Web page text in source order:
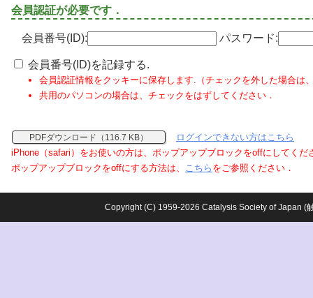
会員認証が必要です．
会員番号(ID): パスワード:
会員番号(ID)を記録する.
会員認証情報をクッキーに保存します.（チェックを外した場合は
共用のパソコンの場合は、チェックをはずしてください．
PDFダウンロード（116.7 KB）
ログインできない方はこちら
iPhone（safari）をお使いの方は、ポップアップブロックをoffにしてくだ
ポップアップブロックをoffにする方法は、 こちら をご参照ください．
Copyright (C) 1959-2026 Catalysis Society of Japan (